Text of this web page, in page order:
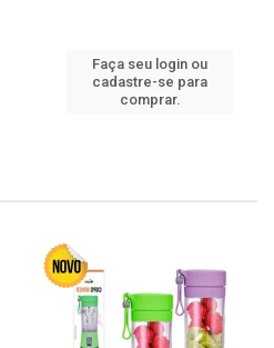
Faça seu login ou
cadastre-se para
comprar.